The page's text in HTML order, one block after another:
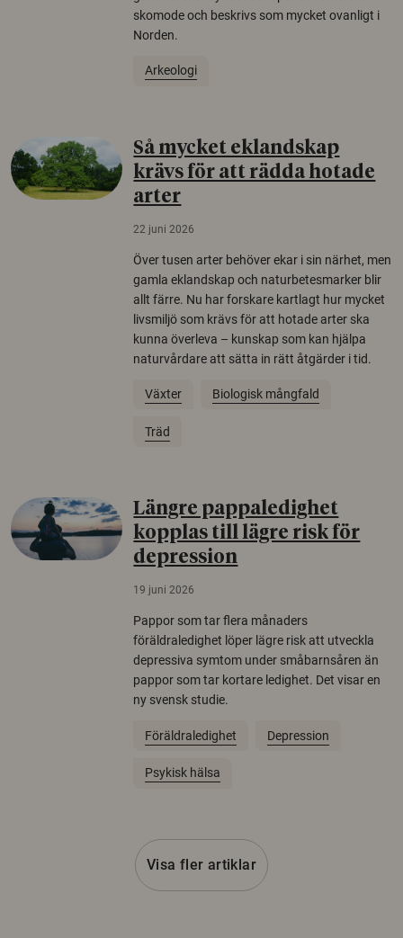
skomode och beskrivs som mycket ovanligt i
Norden.
Arkeologi
Så mycket eklandskap
krävs för att rädda hotade
arter
22 juni 2026
Över tusen arter behöver ekar i sin närhet, men
gamla eklandskap och naturbetesmarker blir
allt färre. Nu har forskare kartlagt hur mycket
livsmiljö som krävs för att hotade arter ska
kunna överleva – kunskap som kan hjälpa
naturvårdare att sätta in rätt åtgärder i tid.
Växter Biologisk mångfald
Träd
Längre pappaledighet
kopplas till lägre risk för
depression
19 juni 2026
Pappor som tar flera månaders
föräldraledighet löper lägre risk att utveckla
depressiva symtom under småbarnsåren än
pappor som tar kortare ledighet. Det visar en
ny svensk studie.
Föräldraledighet Depression
Psykisk hälsa
Visa fler artiklar